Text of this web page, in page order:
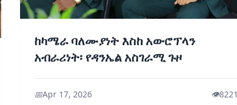
ከካሜራ ባለሙያነት እስከ አውሮፕላን
አብራሪነት፡ የዳንኤል አስገራሚ ጉዞ
📅Apr 17, 2026 👁️8221